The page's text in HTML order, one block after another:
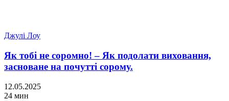
Джулі Лоу
Як тобі не соромно! – Як подолати виховання,
засноване на почутті сорому.
12.05.2025
24 мин